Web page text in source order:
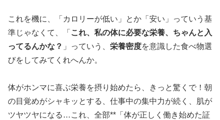
これを機に、「カロリーが低い」とか「安い」っていう基
準じゃなくて、「 これ、私の体に必要な栄養、ちゃんと入
ってるんかな？ 」っていう、 栄養密度を意識した食べ物選
びをしてみてくれへんか。
体がホンマに喜ぶ栄養を摂り始めたら、きっと驚くで！朝
の目覚めがシャキッとする、仕事中の集中力が続く、肌が
ツヤツヤになる…これ、全部**「体が正しく働き始めた証